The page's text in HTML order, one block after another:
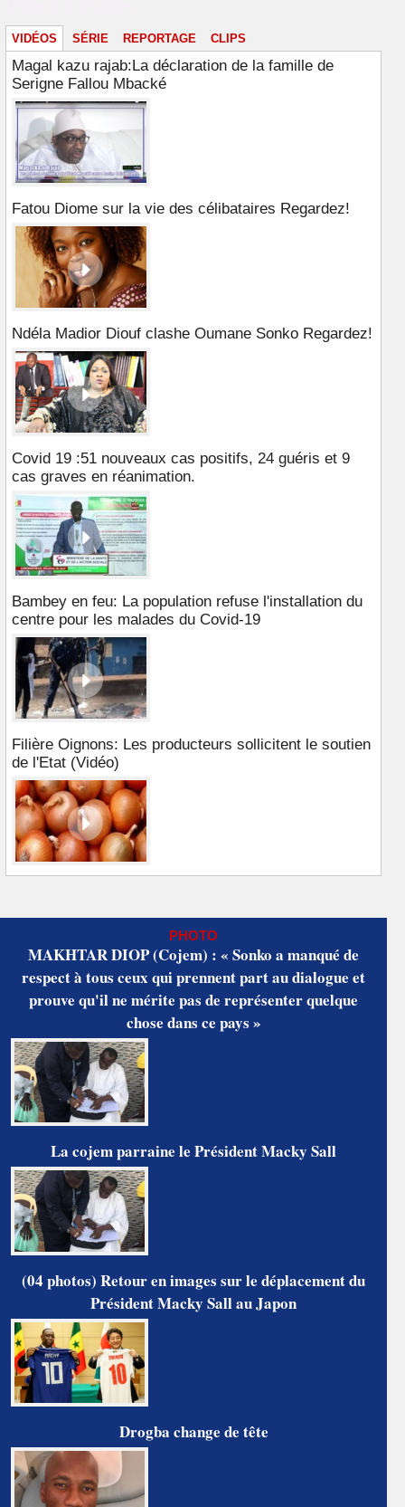
VIDÉOS SÉRIE REPORTAGE CLIPS
Magal kazu rajab:La déclaration de la famille de
Serigne Fallou Mbacké
Fatou Diome sur la vie des célibataires Regardez!
Ndéla Madior Diouf clashe Oumane Sonko Regardez!
Covid 19 :51 nouveaux cas positifs, 24 guéris et 9
cas graves en réanimation.
Bambey en feu: La population refuse l'installation du
centre pour les malades du Covid-19
Filière Oignons: Les producteurs sollicitent le soutien
de l'Etat (Vidéo)
PHOTO
MAKHTAR DIOP (Cojem) : « Sonko a manqué de
respect à tous ceux qui prennent part au dialogue et
prouve qu'il ne mérite pas de représenter quelque
chose dans ce pays »
La cojem parraine le Président Macky Sall
(04 photos) Retour en images sur le déplacement du
Président Macky Sall au Japon
Drogba change de tête